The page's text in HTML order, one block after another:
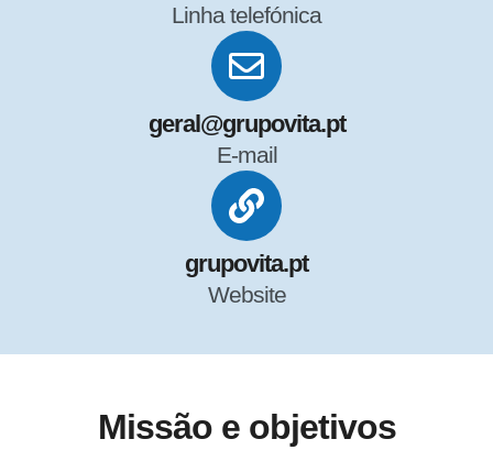
Linha telefónica
geral@grupovita.pt
E-mail
grupovita.pt
Website
Missão e objetivos